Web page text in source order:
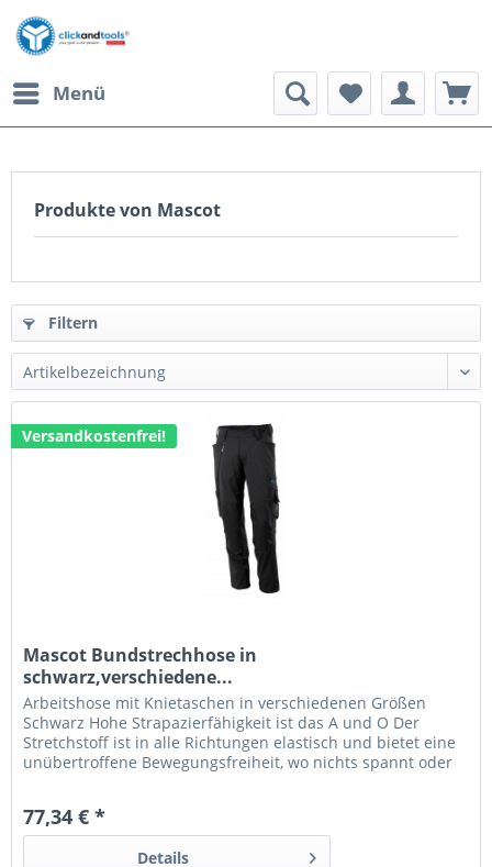
Menü
Produkte von Mascot
Filtern
Versandkostenfrei!
Mascot Bundstrechhose in
schwarz,verschiedene...
Arbeitshose mit Knietaschen in verschiedenen Größen
Schwarz Hohe Strapazierfähigkeit ist das A und O Der
Stretchstoff ist in alle Richtungen elastisch und bietet eine
unübertroffene Bewegungsfreiheit, wo nichts spannt oder
ist darüber hinaus wasserabweisend. Die...
77,34 € *
Details